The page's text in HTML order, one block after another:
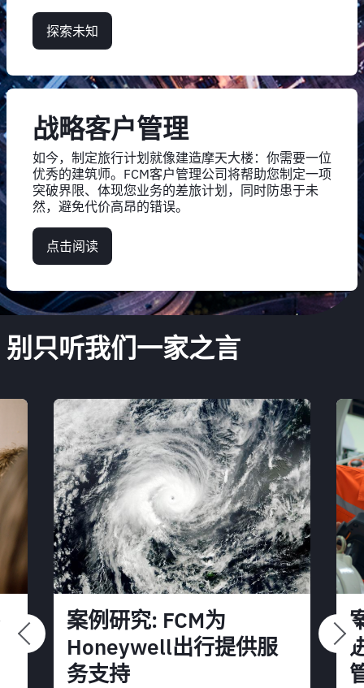
探索未知
战略客户管理
如今，制定旅行计划就像建造摩天大楼：你需要一位
优秀的建筑师。FCM客户管理公司将帮助您制定一项
突破界限、体现您业务的差旅计划，同时防患于未
然，避免代价高昂的错误。
点击阅读
别只听我们一家之言
案例研究: FCM为
Honeywell出行提供服
务支持